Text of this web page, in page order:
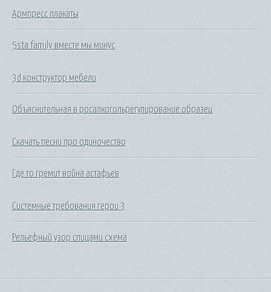
Армпресс плакаты
5sta family вместе мы минус
3d конструктор мебели
Объяснительная в росалкогольрегулирование образец
Скачать песни про одиночество
Где то гремит война астафьев
Системные требования герои 3
Рельефный узор спицами схема